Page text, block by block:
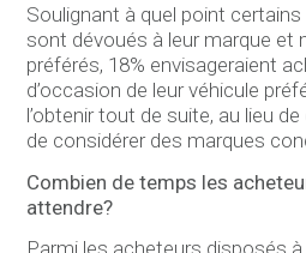
Soulignant à quel point
sont dévoués à leur marque et
préférés, 18% envisageraient
d’occasion de leur véhicule
l’obtenir tout de suite, au lieu
de considérer des marques
Combien de temps les
attendre?